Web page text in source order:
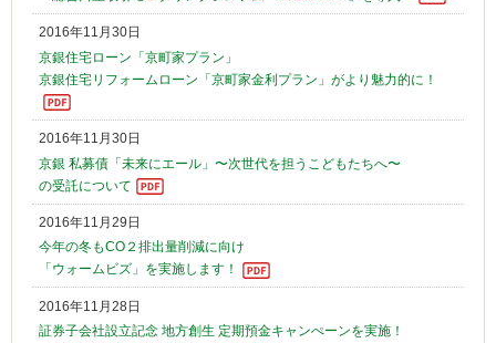
2016年11月30日
京銀住宅ローン「京町家プラン」
京銀住宅リフォームローン「京町家金利プラン」がより魅力的に！
2016年11月30日
京銀 私募債「未来にエール」〜次世代を担うこどもたちへ〜
の受託について
2016年11月29日
今年の冬もCO２排出量削減に向け
「ウォームビズ」を実施します！
2016年11月28日
証券子会社設立記念 地方創生 定期預金キャンぺーンを実施！